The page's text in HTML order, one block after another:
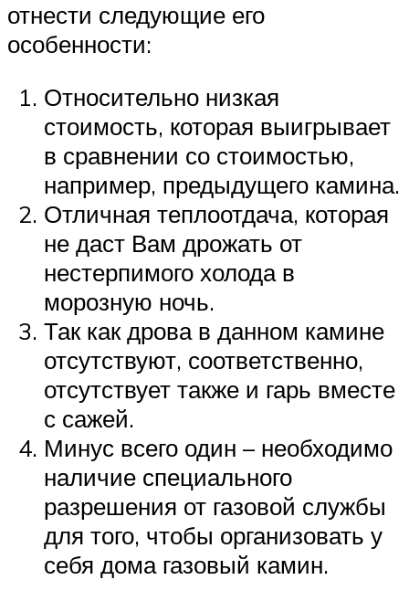
отнести следующие его
особенности:
Относительно низкая
стоимость, которая выигрывает
в сравнении со стоимостью,
например, предыдущего камина.
Отличная теплоотдача, которая
не даст Вам дрожать от
нестерпимого холода в
морозную ночь.
Так как дрова в данном камине
отсутствуют, соответственно,
отсутствует также и гарь вместе
с сажей.
Минус всего один – необходимо
наличие специального
разрешения от газовой службы
для того, чтобы организовать у
себя дома газовый камин.